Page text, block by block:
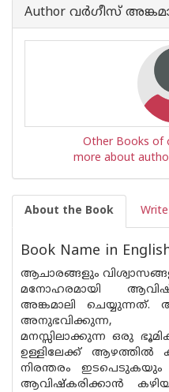
Author വര്‍ഗീസ്
Other Books
more about
About the Book
Book Name in
ആചാരങ്ങളും
മനോഹരമായി
അങ്കമാലി
അനുഭവിക്കുന്ന,
മനസ്സിലാക്കുന്ന ഒരു
ഉള്ളിലേക്ക്
നിരന്തരം ഇടപെടുകയും
ആവിഷ്‌കരിക്കാന്‍